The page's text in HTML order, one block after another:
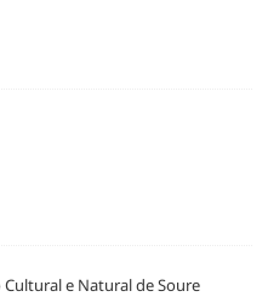
e Natural de Soure